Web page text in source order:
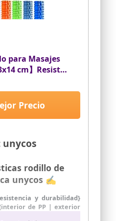
Llévalo al gimnasio o
para Masajes
cm】Resiste
con Foam
de
Recuperación y
unycos
Precio
rodillo de
unycos ✍
y durabilidad}
de PP | exterior